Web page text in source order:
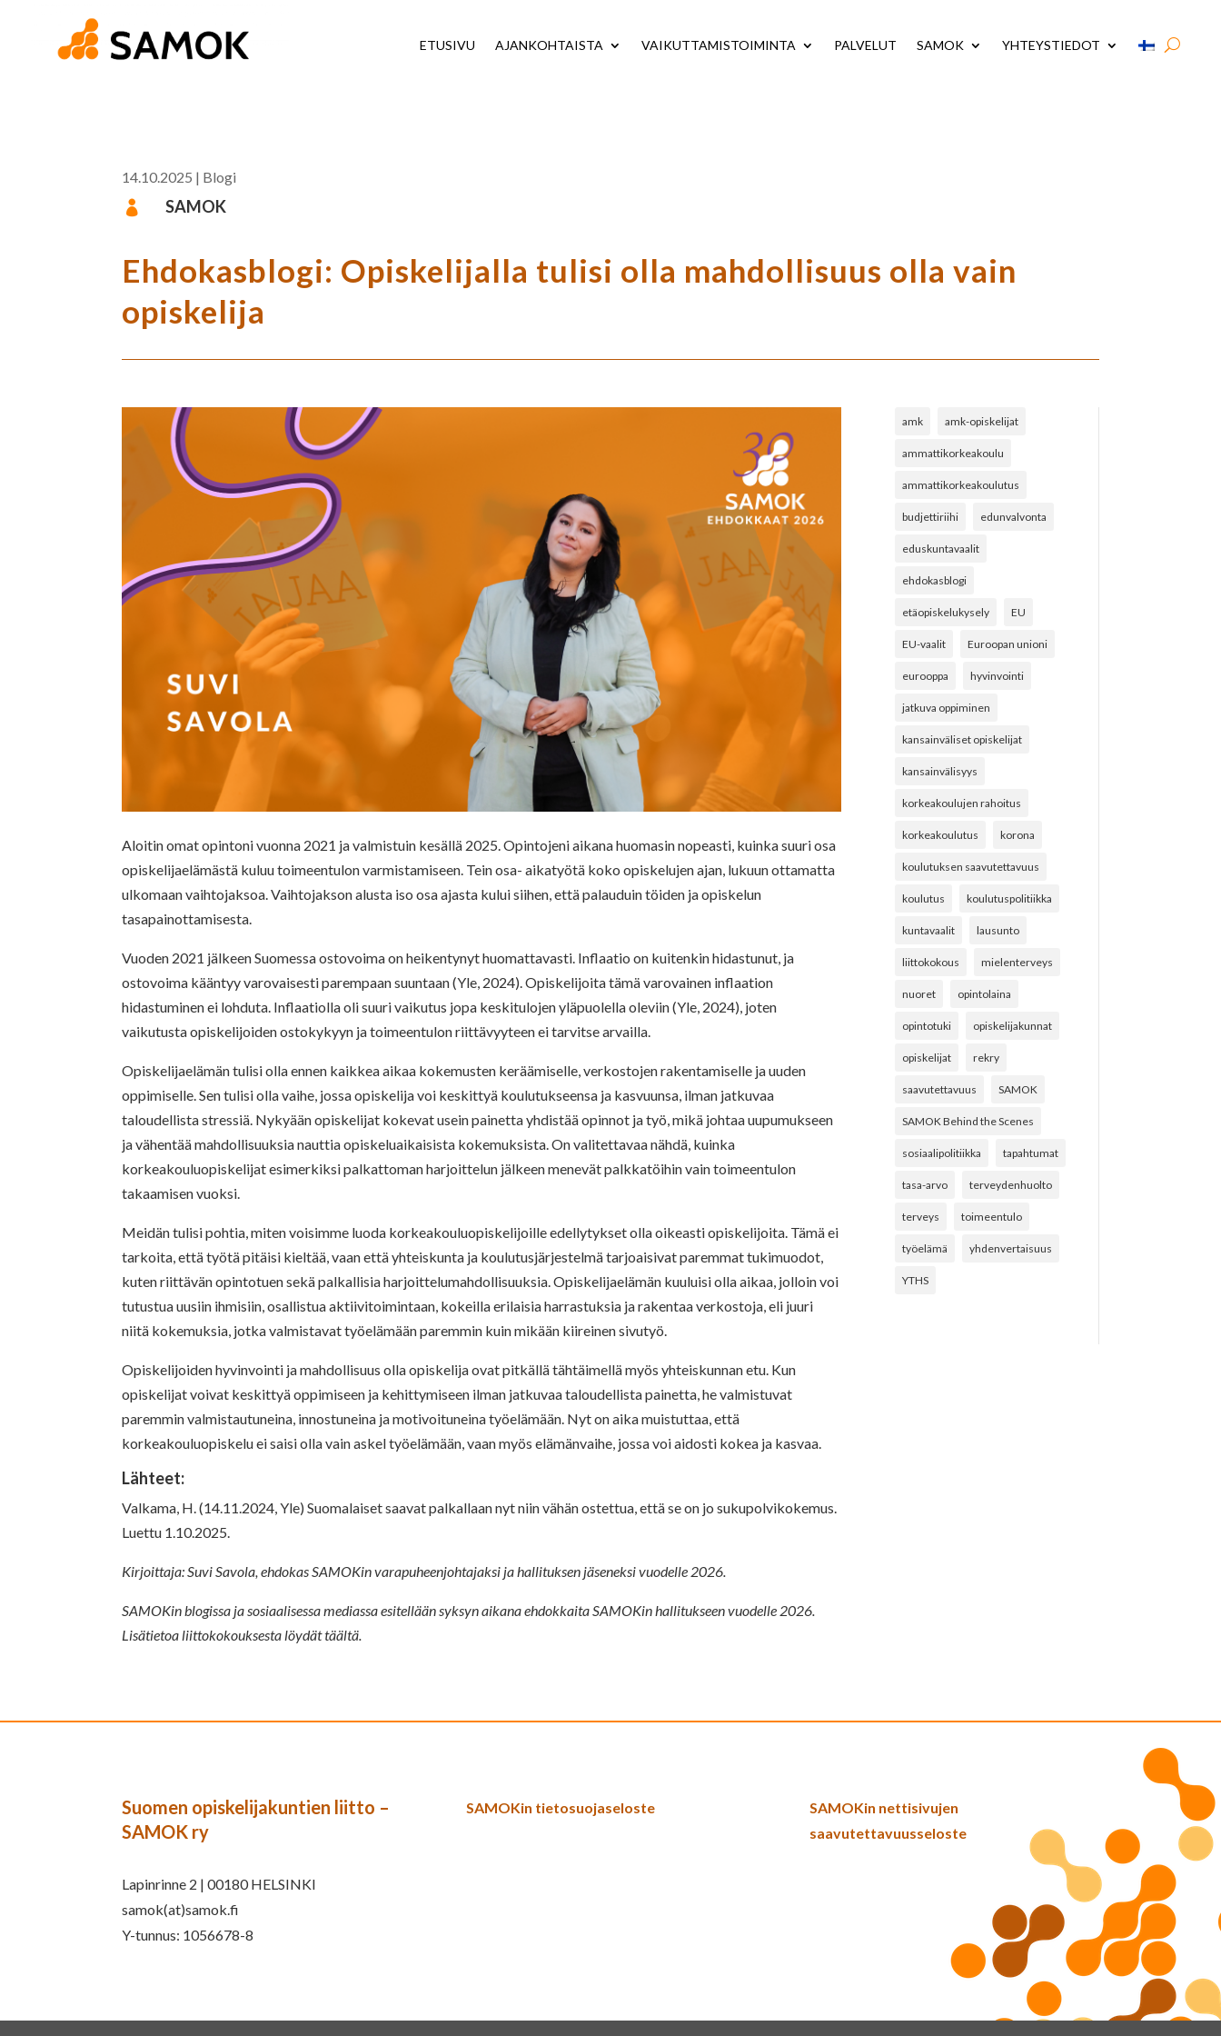
ETUSIVU AJANKOHTAISTA VAIKUTTAMISTOIMINTA PALVELUT SAMOK YHTEYSTIEDOT
14.10.2025 | Blogi
 SAMOK
Ehdokasblogi: Opiskelijalla tulisi olla mahdollisuus olla vain
opiskelija
Aloitin omat opintoni vuonna 2021 ja valmistuin kesällä 2025. Opintojeni aikana huomasin nopeasti, kuinka suuri osa
opiskelijaelämästä kuluu toimeentulon varmistamiseen. Tein osa- aikatyötä koko opiskelujen ajan, lukuun ottamatta
ulkomaan vaihtojaksoa. Vaihtojakson alusta iso osa ajasta kului siihen, että palauduin töiden ja opiskelun
tasapainottamisesta.
Vuoden 2021 jälkeen Suomessa ostovoima on heikentynyt huomattavasti. Inflaatio on kuitenkin hidastunut, ja
ostovoima kääntyy varovaisesti parempaan suuntaan (Yle, 2024). Opiskelijoita tämä varovainen inflaation
hidastuminen ei lohduta. Inflaatiolla oli suuri vaikutus jopa keskitulojen yläpuolella oleviin (Yle, 2024), joten
vaikutusta opiskelijoiden ostokykyyn ja toimeentulon riittävyyteen ei tarvitse arvailla.
Opiskelijaelämän tulisi olla ennen kaikkea aikaa kokemusten keräämiselle, verkostojen rakentamiselle ja uuden
oppimiselle. Sen tulisi olla vaihe, jossa opiskelija voi keskittyä koulutukseensa ja kasvuunsa, ilman jatkuvaa
taloudellista stressiä. Nykyään opiskelijat kokevat usein painetta yhdistää opinnot ja työ, mikä johtaa uupumukseen
ja vähentää mahdollisuuksia nauttia opiskeluaikaisista kokemuksista. On valitettavaa nähdä, kuinka
korkeakouluopiskelijat esimerkiksi palkattoman harjoittelun jälkeen menevät palkkatöihin vain toimeentulon
takaamisen vuoksi.
Meidän tulisi pohtia, miten voisimme luoda korkeakouluopiskelijoille edellytykset olla oikeasti opiskelijoita. Tämä ei
tarkoita, että työtä pitäisi kieltää, vaan että yhteiskunta ja koulutusjärjestelmä tarjoaisivat paremmat tukimuodot,
kuten riittävän opintotuen sekä palkallisia harjoittelumahdollisuuksia. Opiskelijaelämän kuuluisi olla aikaa, jolloin voi
tutustua uusiin ihmisiin, osallistua aktiivitoimintaan, kokeilla erilaisia harrastuksia ja rakentaa verkostoja, eli juuri
niitä kokemuksia, jotka valmistavat työelämään paremmin kuin mikään kiireinen sivutyö.
Opiskelijoiden hyvinvointi ja mahdollisuus olla opiskelija ovat pitkällä tähtäimellä myös yhteiskunnan etu. Kun
opiskelijat voivat keskittyä oppimiseen ja kehittymiseen ilman jatkuvaa taloudellista painetta, he valmistuvat
paremmin valmistautuneina, innostuneina ja motivoituneina työelämään. Nyt on aika muistuttaa, että
korkeakouluopiskelu ei saisi olla vain askel työelämään, vaan myös elämänvaihe, jossa voi aidosti kokea ja kasvaa.
Lähteet:
Valkama, H. (14.11.2024, Yle) Suomalaiset saavat palkallaan nyt niin vähän ostettua, että se on jo sukupolvikokemus.
Luettu 1.10.2025.
Kirjoittaja: Suvi Savola, ehdokas SAMOKin varapuheenjohtajaksi ja hallituksen jäseneksi vuodelle 2026.
SAMOKin blogissa ja sosiaalisessa mediassa esitellään syksyn aikana ehdokkaita SAMOKin hallitukseen vuodelle 2026.
Lisätietoa liittokokouksesta löydät täältä.
amk amk-opiskelijat
ammattikorkeakoulu
ammattikorkeakoulutus
budjettiriihi edunvalvonta
eduskuntavaalit
ehdokasblogi
etäopiskelukysely EU
EU-vaalit Euroopan unioni
eurooppa hyvinvointi
jatkuva oppiminen
kansainväliset opiskelijat
kansainvälisyys
korkeakoulujen rahoitus
korkeakoulutus korona
koulutuksen saavutettavuus
koulutus koulutuspolitiikka
kuntavaalit lausunto
liittokokous mielenterveys
nuoret opintolaina
opintotuki opiskelijakunnat
opiskelijat rekry
saavutettavuus SAMOK
SAMOK Behind the Scenes
sosiaalipolitiikka tapahtumat
tasa-arvo terveydenhuolto
terveys toimeentulo
työelämä yhdenvertaisuus
YTHS
Suomen opiskelijakuntien liitto –
SAMOK ry
Lapinrinne 2 | 00180 HELSINKI
samok(at)samok.fi
Y-tunnus: 1056678-8
SAMOKin tietosuojaseloste
SAMOKin nettisivujen
saavutettavuusseloste